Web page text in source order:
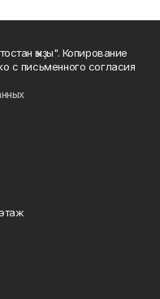
ҡыҙы". Копирование
с письменного согласия